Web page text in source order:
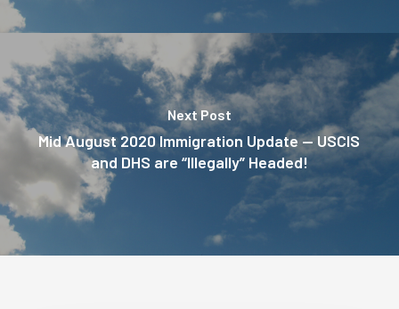
Next Post
Mid August 2020 Immigration Update — USCIS
and DHS are “Illegally” Headed!